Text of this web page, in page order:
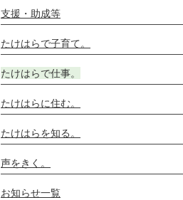
支援・助成等
たけはらで子育て。
たけはらで仕事。
たけはらに住む。
たけはらを知る。
声をきく。
お知らせ一覧